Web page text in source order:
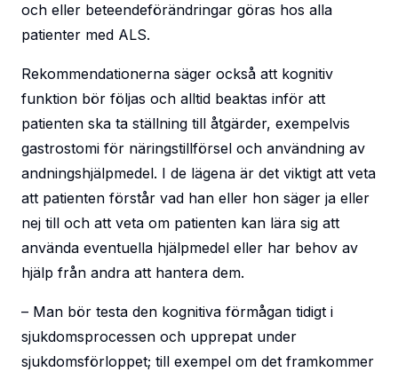
och eller beteendeförändringar göras hos alla
patienter med ALS.
Rekommendationerna säger också att kognitiv
funktion bör följas och alltid beaktas inför att
patienten ska ta ställning till åtgärder, exempelvis
gastrostomi för näringstillförsel och användning av
andningshjälpmedel. I de lägena är det viktigt att veta
att patienten förstår vad han eller hon säger ja eller
nej till och att veta om patienten kan lära sig att
använda eventuella hjälpmedel eller har behov av
hjälp från andra att hantera dem.
– Man bör testa den kognitiva förmågan tidigt i
sjukdomsprocessen och upprepat under
sjukdomsförloppet; till exempel om det framkommer